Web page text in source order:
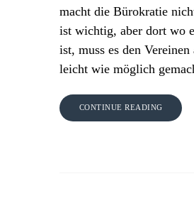
macht die Bürokratie
ist wichtig, aber dort wo
ist, muss es den Vereinen
leicht wie möglich
CONTINUE READING